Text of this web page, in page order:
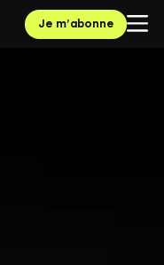
Je m’abonne